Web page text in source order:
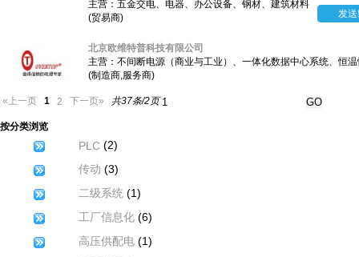
主营：五金交电、电器、办公设备、钢材、建筑材料
(贸易商)
发
北京欧维特普科技有限公司
主营：不间断电源（商业与工业）、一体化数据中心系统、恒
(制造商,服务商)
«上一页 1 2 下一页» 共37条/2页
按分类浏览
PLC (2)
传动 (3)
二级系统 (1)
工厂信息化 (6)
高压供配电 (1)